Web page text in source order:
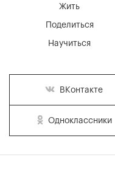
Жить
Поделиться
Научиться
ВКонтакте
Одноклассники